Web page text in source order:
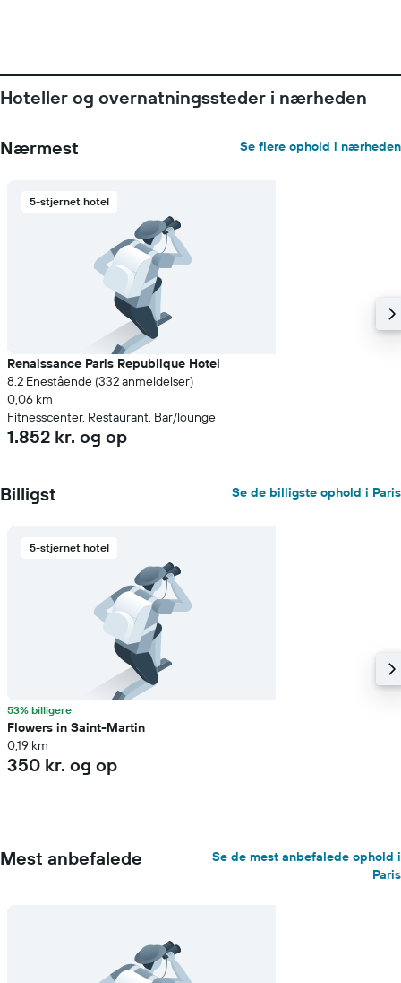
Hoteller og overnatningssteder i nærheden
Nærmest Se flere ophold i nærheden
5-stjernet hotel
Renaissance Paris Republique Hotel
8.2 Enestående (332 anmeldelser)
0,06 km
Fitnesscenter, Restaurant, Bar/lounge
1.852 kr. og op
Billigst Se de billigste ophold i Paris
5-stjernet hotel
53% billigere
Flowers in Saint-Martin
0,19 km
350 kr. og op
Mest anbefalede
Se de mest anbefalede ophold i
Paris